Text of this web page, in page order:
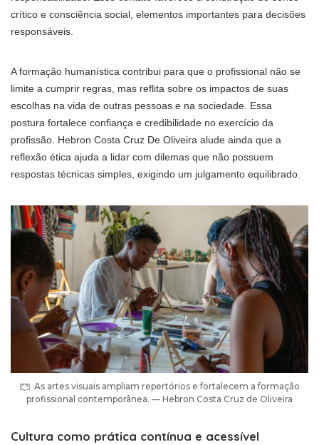
crítico e consciência social, elementos importantes para decisões
responsáveis.
A formação humanística contribui para que o profissional não se
limite a cumprir regras, mas reflita sobre os impactos de suas
escolhas na vida de outras pessoas e na sociedade. Essa
postura fortalece confiança e credibilidade no exercício da
profissão. Hebron Costa Cruz De Oliveira alude ainda que a
reflexão ética ajuda a lidar com dilemas que não possuem
respostas técnicas simples, exigindo um julgamento equilibrado.
As artes visuais ampliam repertórios e fortalecem a formação
profissional contemporânea. — Hebron Costa Cruz de Oliveira
Cultura como prática contínua e acessível